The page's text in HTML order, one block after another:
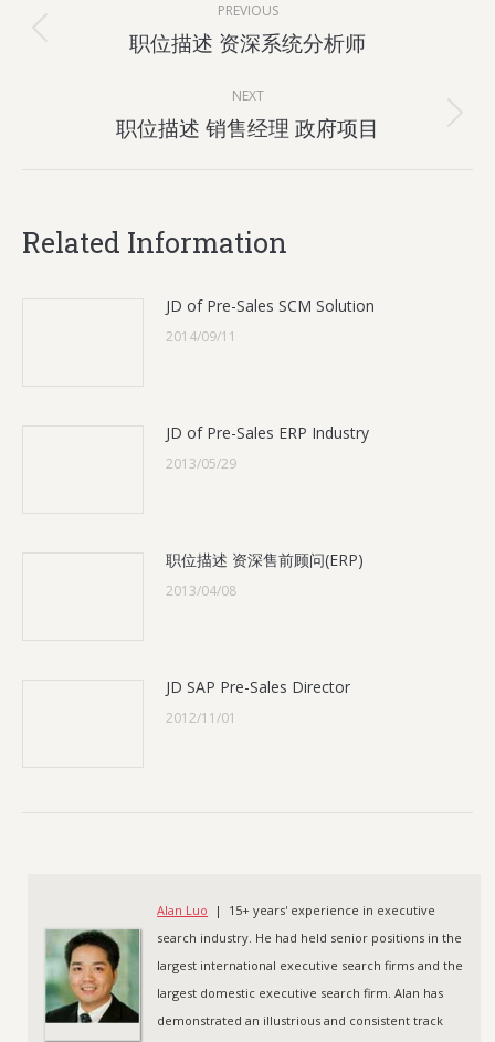
navigation
PREVIOUS
Previous
职位描述 资深系统分析师
NEXT
Next
职位描述 销售经理 政府项目
Related Information
JD of Pre-Sales SCM Solution
2014/09/11
JD of Pre-Sales ERP Industry
2013/05/29
职位描述 资深售前顾问(ERP)
2013/04/08
JD SAP Pre-Sales Director
2012/11/01
Alan Luo | 15+ years' experience in executive
search industry. He had held senior positions in the
largest international executive search firms and the
largest domestic executive search firm. Alan has
demonstrated an illustrious and consistent track